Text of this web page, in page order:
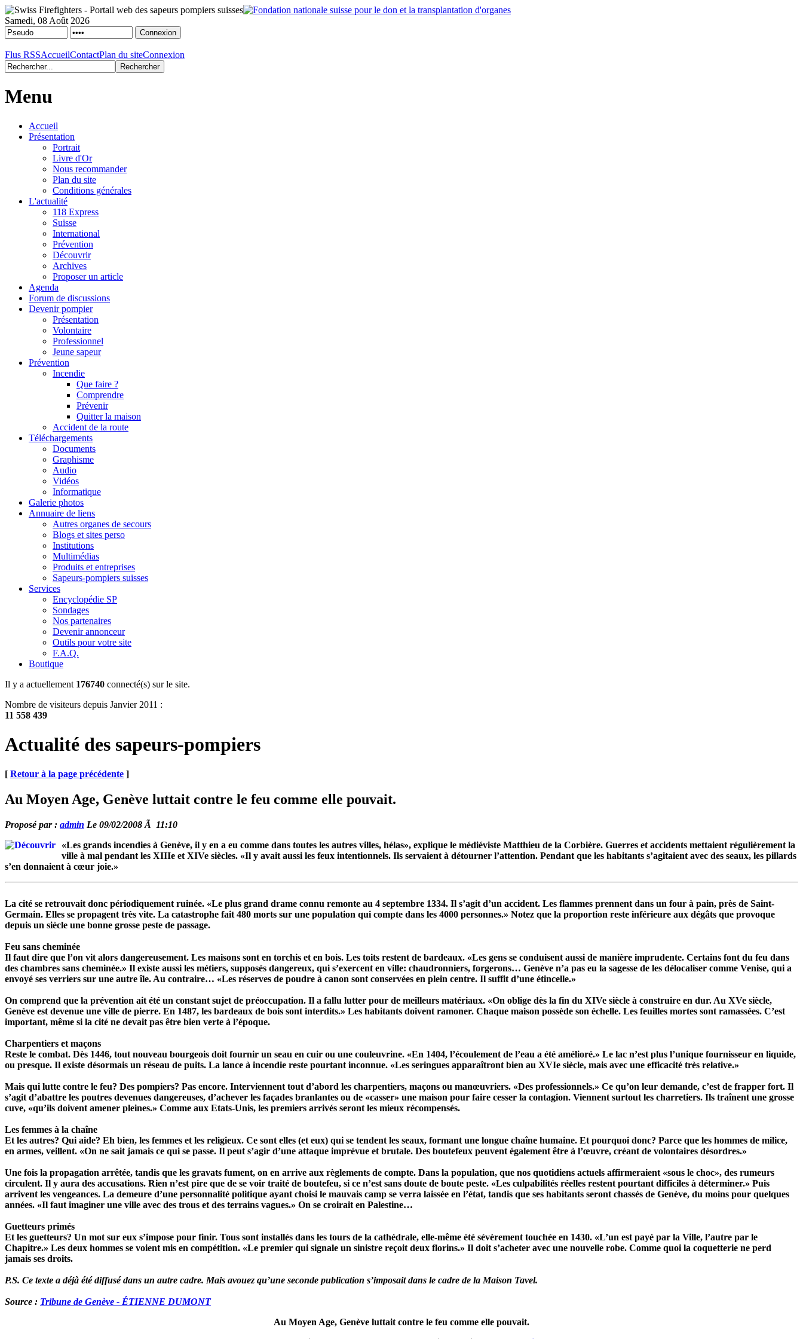
Samedi, 08 Août 2026
Flus RSSAccueilContactPlan du siteConnexion
Menu
Accueil
Présentation
Portrait
Livre d'Or
Nous recommander
Plan du site
Conditions générales
L'actualité
118 Express
Suisse
International
Prévention
Découvrir
Archives
Proposer un article
Agenda
Forum de discussions
Devenir pompier
Présentation
Volontaire
Professionnel
Jeune sapeur
Prévention
Incendie
Que faire ?
Comprendre
Prévenir
Quitter la maison
Accident de la route
Téléchargements
Documents
Graphisme
Audio
Vidéos
Informatique
Galerie photos
Annuaire de liens
Autres organes de secours
Blogs et sites perso
Institutions
Multimédias
Produits et entreprises
Sapeurs-pompiers suisses
Services
Encyclopédie SP
Sondages
Nos partenaires
Devenir annonceur
Outils pour votre site
F.A.Q.
Boutique
Il y a actuellement 176740 connecté(s) sur le site.
Nombre de visiteurs depuis Janvier 2011 :
11 558 439
Actualité des sapeurs-pompiers
[ Retour à la page précédente ]
Au Moyen Age, Genève luttait contre le feu comme elle pouvait.
Proposé par : admin Le 09/02/2008 Ã 11:10
«Les grands incendies à Genève, il y en a eu comme dans toutes les autres villes, hélas», explique le médiéviste Matthieu de la Corbière. Guerres et accidents mettaient régulièrement la
ville à mal pendant les XIIIe et XIVe siècles. «Il y avait aussi les feux intentionnels. Ils servaient à détourner l’attention. Pendant que les habitants s’agitaient avec des seaux, les pillards
s’en donnaient à cœur joie.»
La cité se retrouvait donc périodiquement ruinée. «Le plus grand drame connu remonte au 4 septembre 1334. Il s’agit d’un accident. Les flammes prennent dans un four à pain, près de Saint-
Germain. Elles se propagent très vite. La catastrophe fait 480 morts sur une population qui compte dans les 4000 personnes.» Notez que la proportion reste inférieure aux dégâts que provoque
depuis un siècle une bonne grosse peste de passage.
Feu sans cheminée
Il faut dire que l’on vit alors dangereusement. Les maisons sont en torchis et en bois. Les toits restent de bardeaux. «Les gens se conduisent aussi de manière imprudente. Certains font du feu dans
des chambres sans cheminée.» Il existe aussi les métiers, supposés dangereux, qui s’exercent en ville: chaudronniers, forgerons… Genève n’a pas eu la sagesse de les délocaliser comme Venise, qui a
envoyé ses verriers sur une autre île. Au contraire… «Les réserves de poudre à canon sont conservées en plein centre. Il suffit d’une étincelle.»
On comprend que la prévention ait été un constant sujet de préoccupation. Il a fallu lutter pour de meilleurs matériaux. «On oblige dès la fin du XIVe siècle à construire en dur. Au XVe siècle,
Genève est devenue une ville de pierre. En 1487, les bardeaux de bois sont interdits.» Les habitants doivent ramoner. Chaque maison possède son échelle. Les feuilles mortes sont ramassées. C’est
important, même si la cité ne devait pas être bien verte à l’époque.
Charpentiers et maçons
Reste le combat. Dès 1446, tout nouveau bourgeois doit fournir un seau en cuir ou une couleuvrine. «En 1404, l’écoulement de l’eau a été amélioré.» Le lac n’est plus l’unique fournisseur en liquide,
ou presque. Il existe désormais un réseau de puits. La lance à incendie reste pourtant inconnue. «Les seringues apparaîtront bien au XVIe siècle, mais avec une efficacité très relative.»
Mais qui lutte contre le feu? Des pompiers? Pas encore. Interviennent tout d’abord les charpentiers, maçons ou manœuvriers. «Des professionnels.» Ce qu’on leur demande, c’est de frapper fort. Il
s’agit d’abattre les poutres devenues dangereuses, d’achever les façades branlantes ou de «casser» une maison pour faire cesser la contagion. Viennent surtout les charretiers. Ils traînent une grosse
cuve, «qu’ils doivent amener pleines.» Comme aux Etats-Unis, les premiers arrivés seront les mieux récompensés.
Les femmes à la chaîne
Et les autres? Qui aide? Eh bien, les femmes et les religieux. Ce sont elles (et eux) qui se tendent les seaux, formant une longue chaîne humaine. Et pourquoi donc? Parce que les hommes de milice,
en armes, veillent. «On ne sait jamais ce qui se passe. Il peut s’agir d’une attaque imprévue et brutale. Des boutefeux peuvent également être à l’œuvre, créant de volontaires désordres.»
Une fois la propagation arrêtée, tandis que les gravats fument, on en arrive aux règlements de compte. Dans la population, que nos quotidiens actuels affirmeraient «sous le choc», des rumeurs
circulent. Il y aura des accusations. Rien n’est pire que de se voir traité de boutefeu, si ce n’est sans doute de boute peste. «Les culpabilités réelles restent pourtant difficiles à déterminer.» Puis
arrivent les vengeances. La demeure d’une personnalité politique ayant choisi le mauvais camp se verra laissée en l’état, tandis que ses habitants seront chassés de Genève, du moins pour quelques
années. «Il faut imaginer une ville avec des trous et des terrains vagues.» On se croirait en Palestine…
Guetteurs primés
Et les guetteurs? Un mot sur eux s’impose pour finir. Tous sont installés dans les tours de la cathédrale, elle-même été sévèrement touchée en 1430. «L’un est payé par la Ville, l’autre par le
Chapitre.» Les deux hommes se voient mis en compétition. «Le premier qui signale un sinistre reçoit deux florins.» Il doit s’acheter avec une nouvelle robe. Comme quoi la coquetterie ne perd
jamais ses droits.
P.S. Ce texte a déjà été diffusé dans un autre cadre. Mais avouez qu’une seconde publication s’imposait dans le cadre de la Maison Tavel.
Source : Tribune de Genève - ÉTIENNE DUMONT
Au Moyen Age, Genève luttait contre le feu comme elle pouvait.